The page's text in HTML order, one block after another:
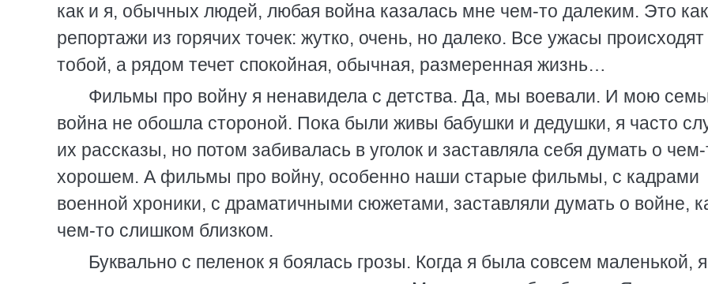
как и я, обычных людей, любая война казалась мне чем-то далеким. Это как
репортажи из горячих точек: жутко, очень, но далеко. Все ужасы
тобой, а рядом течет спокойная, обычная, размеренная жизнь…
Фильмы про войну я ненавидела с детства. Да, мы воевали. И мою
война не обошла стороной. Пока были живы бабушки и дедушки, я часто
их рассказы, но потом забивалась в уголок и заставляла себя думать о
хорошем. А фильмы про войну, особенно наши старые фильмы, с кадрами
военной хроники, с драматичными сюжетами, заставляли думать о войне,
чем-то слишком близком.
Буквально с пеленок я боялась грозы. Когда я была совсем маленькой, я